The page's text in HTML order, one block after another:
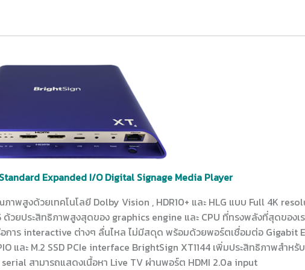
Expanded I/O Digital Signage Media Player
สูงด้วยเทคโนโลยี Dolby Vision , HDR10+ และ HLG แบบ Full 4K
ยประสิทธิภาพสูงสุดของ graphics engine และ CPU ที่ทรงพลังที่สุดของเ
การ interactive ต่างๆ ลื่นไหล ไม่มีสดุด พร้อมด้วยพอร์ตเชื่อมต่อ Gigabit
และ M.2 SSD PCIe interface BrightSign XT1144 เพิ่มประสิทธิภาพสำห
สามารถแสดงเนื้อหา Live TV ผ่านพอร์ต HDMI 2.0a input